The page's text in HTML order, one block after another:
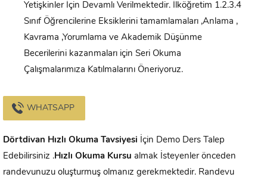
Yetişkinler İçin Devamlı Verilmektedir. İlköğretim 1.2.3.4
Sınıf Öğrencilerine Eksiklerini tamamlamaları ,Anlama ,
Kavrama ,Yorumlama ve Akademik Düşünme
Becerilerini kazanmaları için Seri Okuma
Çalışmalarımıza Katılmalarını Öneriyoruz.
WHATSAPP
Dörtdivan Hızlı Okuma Tavsiyesi İçin Demo Ders Talep
Edebilirsiniz .Hızlı Okuma Kursu almak İsteyenler önceden
randevunuzu oluşturmuş olmanız gerekmektedir. Randevu